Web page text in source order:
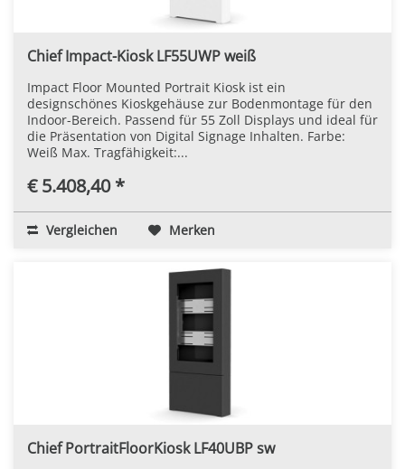
Chief Impact-Kiosk LF55UWP weiß
Impact Floor Mounted Portrait Kiosk ist ein
designschönes Kioskgehäuse zur Bodenmontage für den
Indoor-Bereich. Passend für 55 Zoll Displays und ideal für
die Präsentation von Digital Signage Inhalten. Farbe:
Weiß Max. Tragfähigkeit:...
€ 5.408,40 *
Vergleichen Merken
Chief PortraitFloorKiosk LF40UBP sw